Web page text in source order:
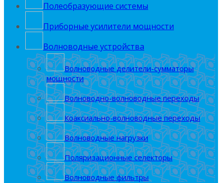
Полеобрaзующие системы
Приборные усилители мощности
Волноводные устройства
Волноводные делители-сумматоры
мощности
Волноводно-волноводные переходы
Коаксиально-волноводные переходы
Волноводные нагрузки
Поляризационные селекторы
Волноводные фильтры